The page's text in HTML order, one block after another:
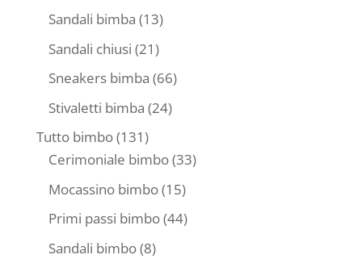
Sandali bimba 1313
Sandali chiusi 2121
prodotti
Sneakers bimba 6666
Stivaletti bimba 2424
Tutto bimbo 131131
prodotti
Cerimoniale bimbo 3333
Mocassino bimbo 1515
prodotti
Primi passi bimbo 4444
Sandali bimbo 88